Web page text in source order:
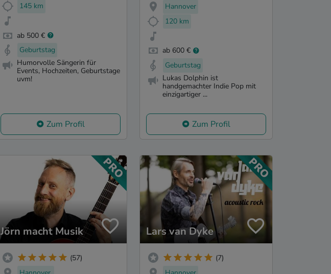
145 km
ab 500 €
Geburtstag
Humorvolle Sängerin für
Events, Hochzeiten, Geburtstage
uvm!
Zum Profil
Hannover
120 km
ab 600 €
Geburtstag
Lukas Dolphin ist
handgemachter Indie Pop mit
einzigartiger ...
Zum Profil
Jörn macht Musik
(57)
Lars van Dyke
(7)